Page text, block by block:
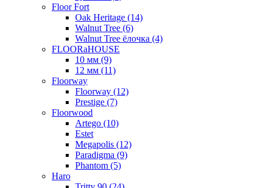
Floor Fort
Oak Heritage (14)
Walnut Tree (6)
Walnut Tree ёлочка (4)
FLOORaHOUSE
10 мм (9)
12 мм (11)
Floorway
Floorway (12)
Prestige (7)
Floorwood
Artego (10)
Estet
Megapolis (12)
Paradigma (9)
Phantom (5)
Haro